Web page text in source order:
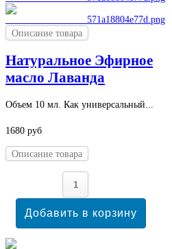
Описание товара
Натуральное Эфирное
масло Лаванда
Объем 10 мл. Как универсальный...
1680 руб
Описание товара